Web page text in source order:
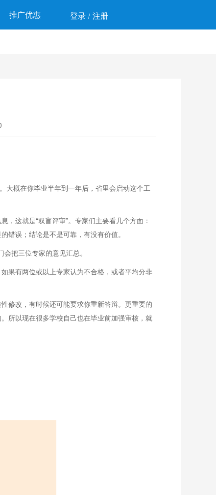
推广优惠 登录 / 注册
大概在你毕业半年到一年后，省里会启动这个工
这就是“双盲评审”。专家们主要看几个方面：
错误；结论是不是可靠，有没有价值。
把三位专家的意见汇总。
果有两位或以上专家认为不合格，或者平均分非
修改，有时候还可能要求你重新答辩。更重要的
所以现在很多学校自己也在毕业前加强审核，就